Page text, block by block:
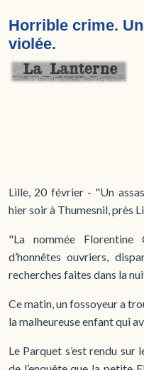
Horrible crime.
violée.
Lille, 20 février - "Un
hier soir à Thumesnil, près
"La nommée
d’honnêtes ouvriers,
recherches faites dans la
Ce matin, un fossoyeur a
la malheureuse enfant qui
Le Parquet s’est rendu